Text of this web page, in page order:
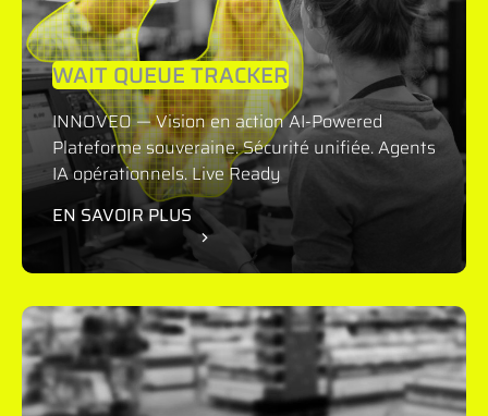
WAIT QUEUE TRACKER
INNOVEO — Vision en action AI-Powered
Plateforme souveraine. Sécurité unifiée. Agents
IA opérationnels. Live Ready
EN SAVOIR PLUS